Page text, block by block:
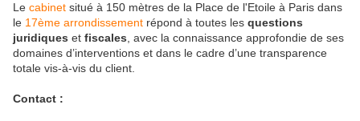
Le cabinet situé à 150 mètres de la Place de l'Etoile à Paris dans
le 17ème arrondissement répond à toutes les questions
juridiques et fiscales , avec la connaissance approfondie de ses
domaines d’interventions et dans le cadre d’une transparence
totale vis-à-vis du client.
Contact :